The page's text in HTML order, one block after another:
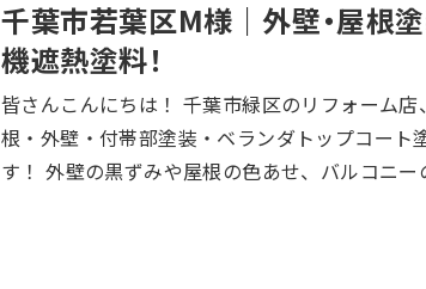
千葉市若葉区M様｜外壁・屋根
機遮熱塗料！
皆さんこんにちは！ 千葉市緑区のリフォーム店、いちずリフォームです！ 千葉県千葉市若葉区のM様より、屋
根・外壁・付帯部塗装・ベランダトップコート塗り替えのご
す！ 外壁の黒ずみや屋根の色あせ、バルコニ